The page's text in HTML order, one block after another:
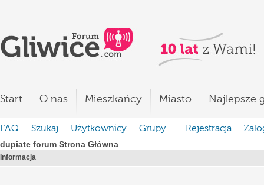
Start O nas Mieszkańcy Miasto Najlepsze
FAQ Szukaj Użytkownicy Grupy Rejestracja
dupiate forum Strona Główna
Informacja